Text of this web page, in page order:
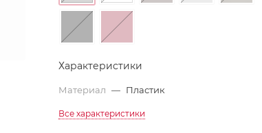
Характеристики
Материал — Пластик
Все характеристики